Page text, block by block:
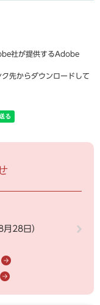
社が提供するAdobe
先からダウンロードして
28日）